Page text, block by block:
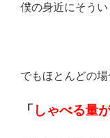
僕の身近にそう
でもほとんどの場
「 しゃべる量